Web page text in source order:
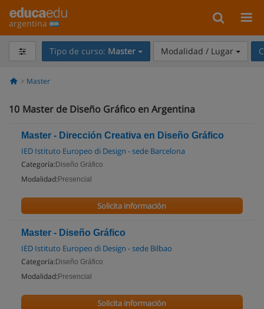
argentina
Tipo de curso: Master Modalidad / Lugar
Master
10 Master de Diseño Gráfico en Argentina
Master - Dirección Creativa en Diseño Gráfico
IED Istituto Europeo di Design - sede Barcelona
Categoría: Diseño Gráfico
Modalidad: Presencial
Solicita información
Master - Diseño Gráfico
IED Istituto Europeo di Design - sede Bilbao
Categoría: Diseño Gráfico
Modalidad: Presencial
Solicita información